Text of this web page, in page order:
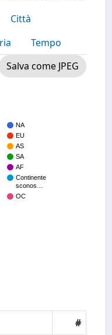
Città
Tempo
Salva come JPEG
NA
EU
AS
SA
AF
Continente
sconos…
OC
#